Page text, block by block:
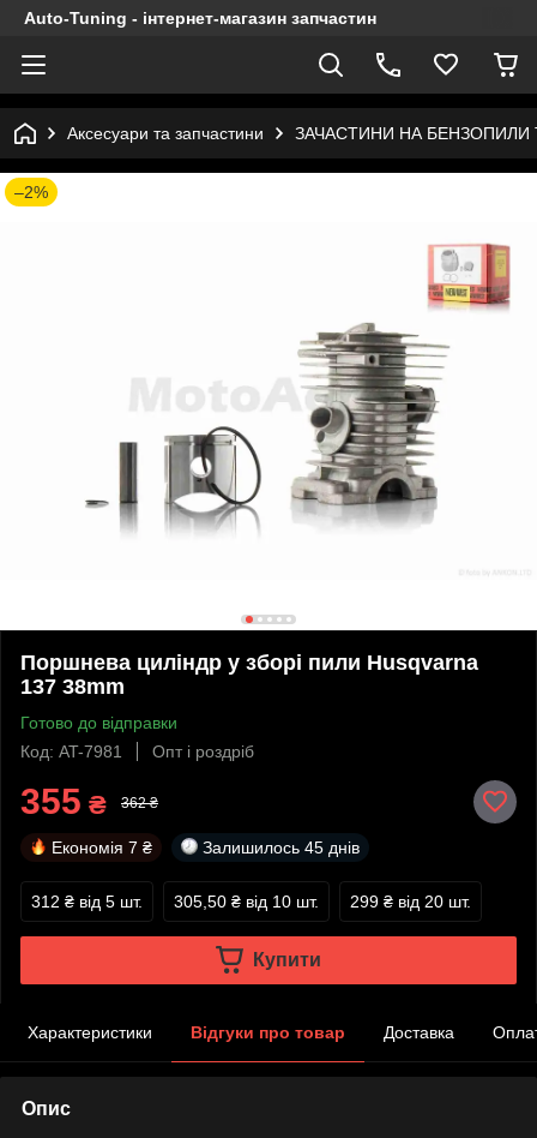
Auto-Tuning - інтернет-магазин запчастин
Аксесуари та запчастини ЗАЧАСТИНИ НА БЕНЗОПИЛИ
–2%
Поршнева циліндр у зборі пили Husqvarna
137 38mm
Готово до відправки
Код: AT-7981
Опт і роздріб
355 ₴ 362 ₴
Економія 7 ₴ Залишилось 45 днів
312 ₴ від 5 шт. 305,50 ₴ від 10 шт. 299 ₴ від 20 шт.
Купити
Характеристики Відгуки про товар Доставка
Опис